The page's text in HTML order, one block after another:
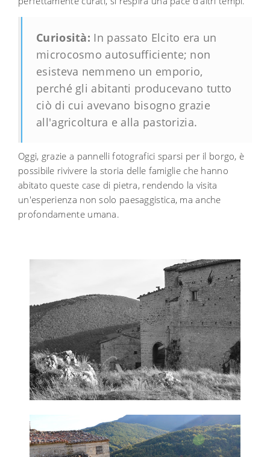
Curiosità: In passato Elcito era un
microcosmo autosufficiente; non
esisteva nemmeno un emporio,
perché gli abitanti producevano tutto
ciò di cui avevano bisogno grazie
all'agricoltura e alla pastorizia.
Oggi, grazie a pannelli fotografici sparsi per il borgo, è
possibile rivivere la storia delle famiglie che hanno
abitato queste case di pietra, rendendo la visita
un'esperienza non solo paesaggistica, ma anche
profondamente umana.